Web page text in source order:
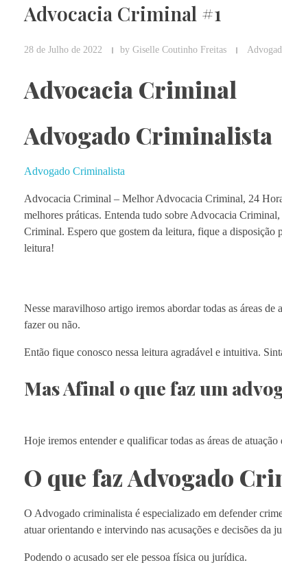
Advocacia Criminal #1
28 de Julho de 2022 by Giselle Coutinho Freitas
Advocacia Criminal
Advogado Criminalista
Advogado Criminalista
Advocacia Criminal – MelhorAdvocacia Criminal, 24
melhores práticas. Entenda tudo sobre Advocacia
Criminal. Espero que gostem da leitura, fique a disposição
leitura!
Nesse maravilhoso artigo iremos abordar todas as áreas de
fazer ou não.
Então fique conosco nessa leitura agradável e intuitiva.
Mas Afinal o que faz um
Hoje iremos entender e qualificar todas as áreas de
O que faz Advogado
O Advogado criminalista é especializado em defender
atuar orientando e intervindo nas acusações e decisões da
Podendo o acusado ser ele pessoa física ou jurídica.